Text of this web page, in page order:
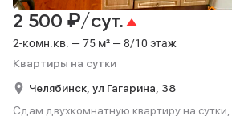
2-комн.кв. — 75 м² — 8/10 этаж
Квартиры на сутки
2 500 ₽/сут.
Челябинск, ул Гагарина, 38
Сдам двухкомнатную квартиру на сутки,